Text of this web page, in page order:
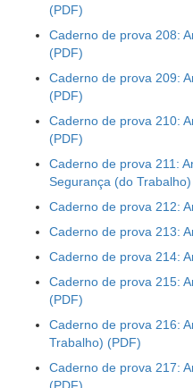
Caderno de prova 208:
Caderno de prova 209:
Caderno de prova 210:
Caderno de prova 211:
Segurança (do Trabalho)
Caderno de prova 212:
Caderno de prova 213:
Caderno de prova 214:
Caderno de prova 215:
Caderno de prova 216:
Trabalho)
Caderno de prova 217: